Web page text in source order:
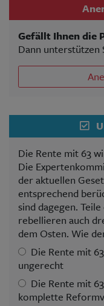
Gefällt Ihnen die
Dann unterstützen
Die Rente mit 63
Die
der aktuellen
entsprechend
sind dagegen.
rebellieren auch
dem Osten. Wie
Die Rente mit
ungerecht
Die Rente mit
komplette